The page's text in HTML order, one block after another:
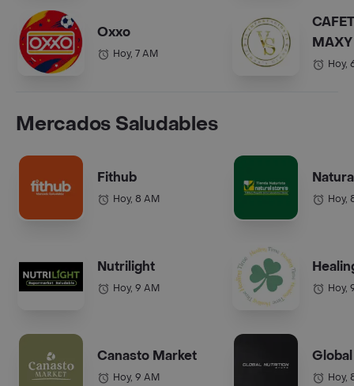
Oxxo
Hoy, 7 AM
COL.).
Hoy,
Mercados Saludables
Fithub
Hoy, 8 AM
Nutrilight
Hoy, 9 AM
Canasto Market
Hoy, 9 AM
Hoy,
Hoy,
Hoy,